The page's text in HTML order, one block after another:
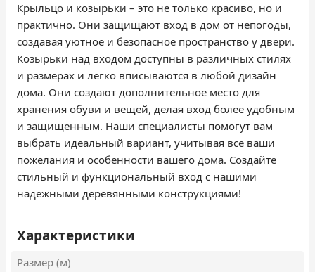
Крыльцо и козырьки – это не только красиво, но и
практично. Они защищают вход в дом от непогоды,
создавая уютное и безопасное пространство у двери.
Козырьки над входом доступны в различных стилях
и размерах и легко вписываются в любой дизайн
дома. Они создают дополнительное место для
хранения обуви и вещей, делая вход более удобным
и защищенным. Наши специалисты помогут вам
выбрать идеальный вариант, учитывая все ваши
пожелания и особенности вашего дома. Создайте
стильный и функциональный вход с нашими
надежными деревянными конструкциями!
Характеристики
Размер (м)